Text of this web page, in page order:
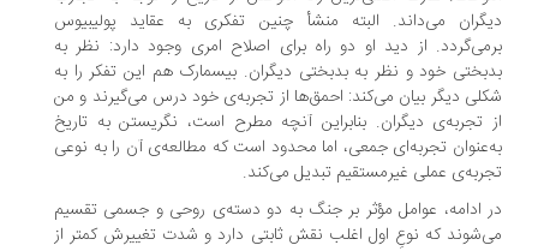
می‌داند. البته منشأ چنین تفکری به عقاید پولیبیوس
از دید او دو راه برای اصلاح امری وجود دارد: نظر به
خود و نظر به بدبختی دیگران. بیسمارک هم این تفکر را به
دیگر بیان می‌کند: احمق‌ها از تجربه‌ی خود درس می‌گیرند و من
تجربه‌ی دیگران. بنابراین آنچه مطرح است، نگریستن به تاریخ
تجربه‌ای جمعی، اما محدود است که مطالعه‌ی آن را به نوعی
عملی غیرمستقیم تبدیل می‌کند.
ادامه، عوامل مؤثر بر جنگ به دو دسته‌ی روحی و جسمی تقسیم
که نوعِ اول اغلب نقش ثابتی دارد و شدت تغییرش کمتر از